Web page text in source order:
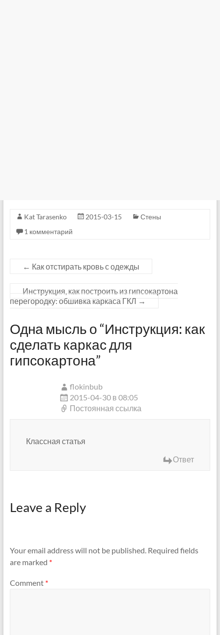
Kat Tarasenko 2015-03-15
Стены
1 комментарий
← Как отстирать кровь с одежды
Инструкция, как построить из гипсокартона
перегородку: обшивка каркаса ГКЛ →
Одна мысль о “Инструкция: как
сделать каркас для
гипсокартона”
flokinbub
2015-04-30 в 08:05
Постоянная ссылка
Классная статья
Ответ
Leave a Reply
Your email address will not be published. Required fields
are marked *
Comment *